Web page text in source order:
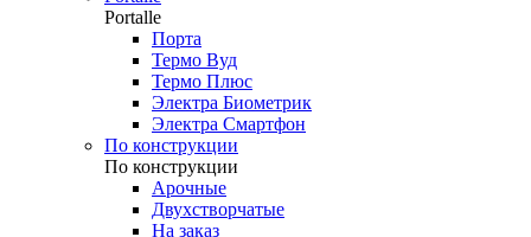
Portalle
Порта
Термо Вуд
Термо Плюс
Электра Биометрик
Электра Смартфон
По конструкции
По конструкции
Арочные
Двухстворчатые
На заказ